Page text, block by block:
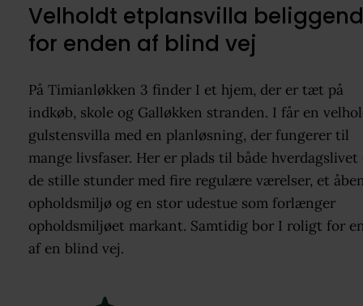
Velholdt etplansvilla
for enden af blind vej
På Timianløkken 3 finder I et hjem, der er tæt på
indkøb, skole og Galløkken stranden. I får en
gulstensvilla med en planløsning, der fungerer til
mange livsfaser. Her er plads til både hverdagslivet
de stille stunder med fire regulære værelser, et
opholdsmiljø og en stor udestue som forlænger
opholdsmiljøet markant. Samtidig bor I roligt for
af en blind vej.